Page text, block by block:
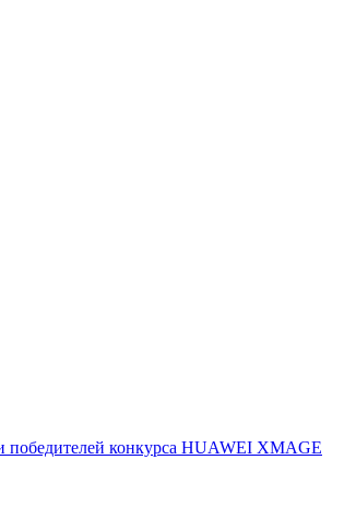
победителей конкурса HUAWEI XMAGE